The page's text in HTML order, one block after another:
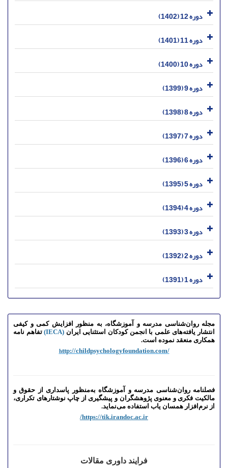
دوره 12 (1402)
دوره 11 (1401)
دوره 10 (1400)
دوره 9 (1399)
دوره 8 (1398)
دوره 7 (1397)
دوره 6 (1396)
دوره 5 (1395)
دوره 4 (1394)
دوره 3 (1393)
دوره 2 (1392)
دوره 1 (1391)
مجله روان‌شناسی مدرسه و آموزشگاه، به منظور افزایش کمی و کیفی
انتشار یافته‌های علمی با انجمن کودکان استثنایی ایران (
IECA
) تفاهم نامه
همکاری منعقد نموده است.
http://childpsychologyfoundation.com/
فصلنامه روان‌شناسی مدرسه و آموزشگاه به‌منظور پاسداری از حقوق و
مالکیت فکری و معنوی پژوهشگران و پیشگیری از چاپ نوشتارهای تکراری،
از نرم‌افزار همسان یاب استفاده می‌نماید.
https://tik.irandoc.ac.ir/
فرایند داوری مقالات